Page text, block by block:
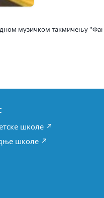
музичком такмичењу
школе ↗
школе ↗